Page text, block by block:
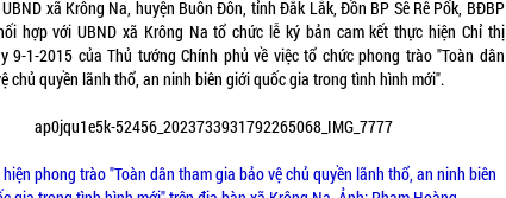
xã Krông Na, huyện Buôn Đôn, tỉnh Đắk Lắk, Đồn BP Sê Rê Pốk, BĐBP
hợp với UBND xã Krông Na tổ chức lễ ký bản cam kết thực hiện Chỉ thị
9-1-2015 của Thủ tướng Chính phủ về việc tổ chức phong trào "Toàn dân
chủ quyền lãnh thổ, an ninh biên giới quốc gia trong tình hình mới".
hiện phong trào "Toàn dân tham gia bảo vệ chủ quyền lãnh thổ, an ninh biên